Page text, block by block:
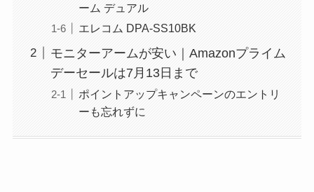
ーム デュアル
エレコム DPA-SS10BK
モニターアームが安い｜Amazonプライム
デーセールは7月13日まで
ポイントアップキャンペーンのエントリ
ーも忘れずに